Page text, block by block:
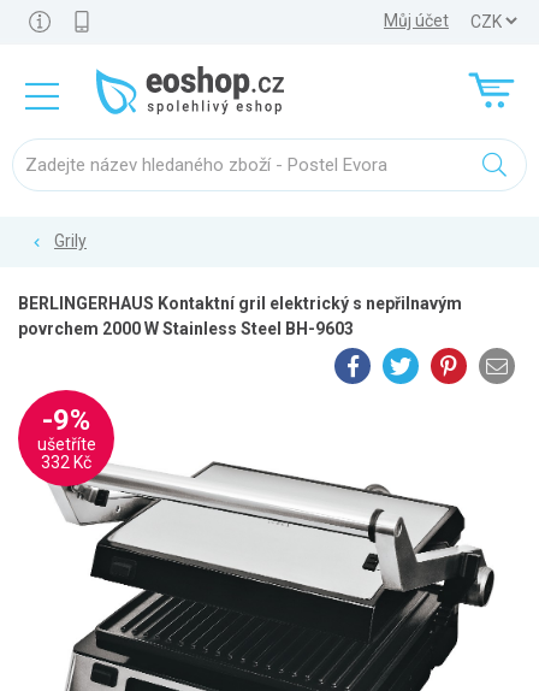
Můj účet
Grily
BERLINGERHAUS Kontaktní gril elektrický s nepřilnavým
povrchem 2000 W Stainless Steel BH-9603
-9%
ušetříte
332 Kč